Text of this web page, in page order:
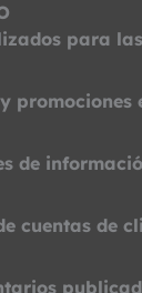
para
de
cuentas de